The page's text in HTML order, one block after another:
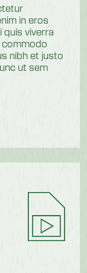
in eros
quis viverra
commodo
nibh et justo
ut sem